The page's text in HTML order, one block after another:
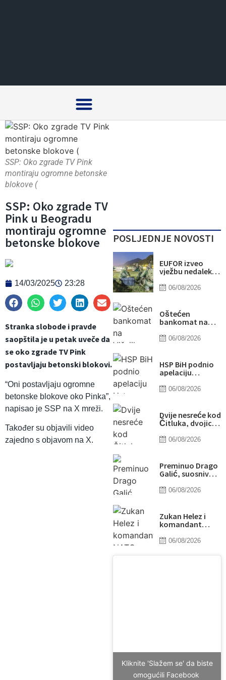
SSP: Oko zgrade TV Pink
montiraju ogromne betonske
blokove (
SSP: Oko zgrade TV
Pink u Beogradu
montiraju ogromne
betonske blokove
14/03/2025 23:28
Stranka slobode i pravde
saopštila je u petak uveče da
se oko zgrade TV Pink
postavljaju betonski blokovi.
“Oni postavljaju ogromne
betonske blokove oko Pinka”,
napisao je SSP na X mreži.
Također su objavili video
zajedno s objavom na X.
POSLJEDNJE NOVOSTI
EUFOR izveo
vježbu nedaleko
vježbe “Brzi
06/08/2026
Oštećen
bankomat na
obavlja uviđaj
06/08/2026
HSP BiH podnio
apelaciju
BiH zbog ovjere
Kovačevića
06/08/2026
Dvije nesreće kod
Čitluka, dvojica
teško
06/08/2026
Preminuo Drago
Galić, suosnivač
osiguranja
06/08/2026
Zukan Helez i
komandant
Bugojnu: Jedna
vila Gorica
06/08/2026
Kliknite 'Slažem se' da biste
omogućili Facebook